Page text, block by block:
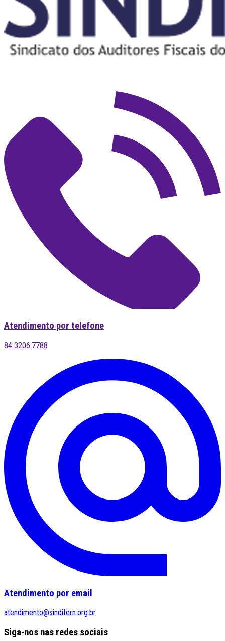
Atendimento por telefone
84 3206.7788
Atendimento por email
atendimento@sindifern.org.br
Siga-nos nas redes sociais